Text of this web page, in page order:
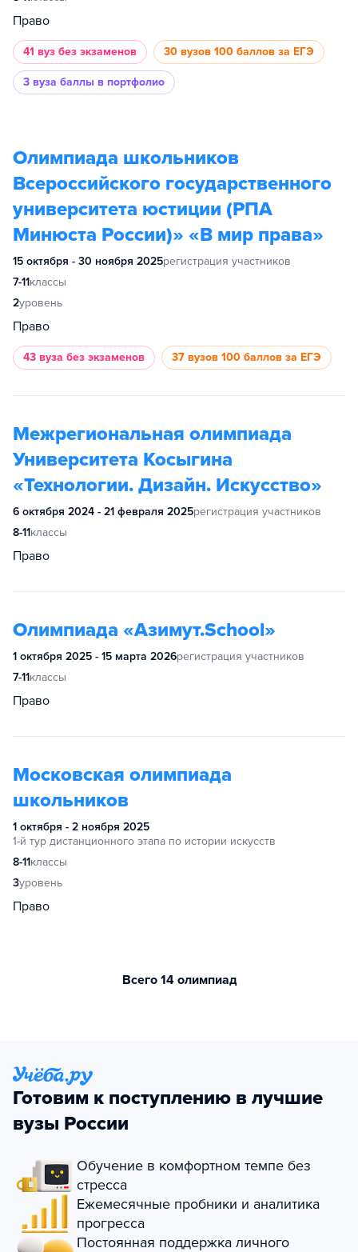
Право
41 вуз без экзаменов 30 вузов 100 баллов за ЕГЭ
3 вуза баллы в портфолио
Олимпиада школьников
Всероссийского государственного
университета юстиции (РПА
Минюста России)» «В мир права»
15 октября - 30 ноября 2025регистрация участников
7-11классы
2уровень
Право
43 вуза без экзаменов 37 вузов 100 баллов за ЕГЭ
Межрегиональная олимпиада
Университета Косыгина
«Технологии. Дизайн. Искусство»
6 октября 2024 - 21 февраля 2025регистрация участников
8-11классы
Право
Олимпиада «Азимут.School»
1 октября 2025 - 15 марта 2026регистрация участников
7-11классы
Право
Московская олимпиада
школьников
1 октября - 2 ноября 2025
1-й тур дистанционного этапа по истории искусств
8-11классы
3уровень
Право
Всего 14 олимпиад
Готовим к поступлению в лучшие
вузы России
Обучение в комфортном темпе без
стресса
Ежемесячные пробники и аналитика
прогресса
Постоянная поддержка личного